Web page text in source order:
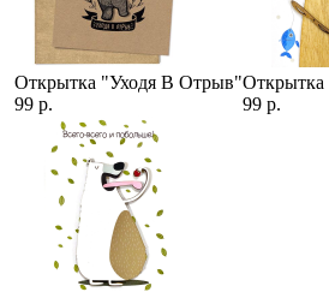
Открытка "Уходя В Отрыв"
99 р.
Открытка
99 р.